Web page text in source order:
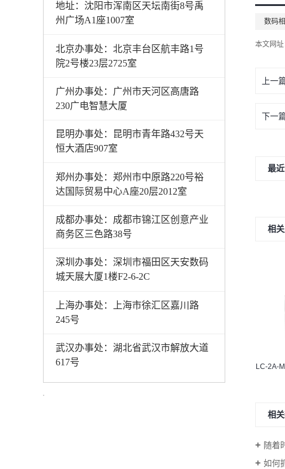
地址：沈阳市浑南区天坛南街8号禹
州广场A1座1007室
北京办事处：北京丰台区航丰路1号
院2号楼23层2725室
广州办事处：广州市天河区高唐路
230广电智慧大厦
昆明办事处：昆明市青年路432号天
恒大酒店907室
郑州办事处：郑州市中原路220号裕
达国际贸易中心A座20层2012室
成都办事处：成都市锦江区创意产业
商务区三色路38号
深圳办事处：深圳市福田区天安数码
城天展大厦1楼F2-6-2C
上海办事处：上海市徐汇区嘉川路
245号
武汉办事处：湖北省武汉市解放大道
617号
数码
本文网址
上一
下一篇
最近
相
相
随着
如何